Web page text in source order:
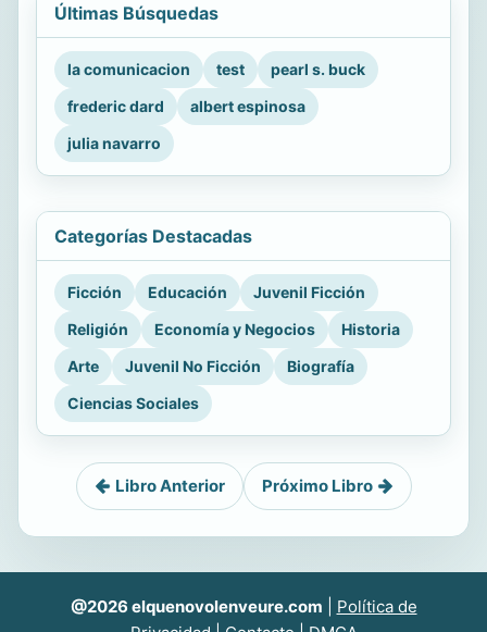
Últimas Búsquedas
la comunicacion test
pearl s. buck
frederic dard
albert espinosa
julia navarro
Categorías Destacadas
Ficción Educación
Juvenil Ficción
Religión
Economía y Negocios
Historia
Arte
Juvenil No Ficción
Biografía
Ciencias Sociales
Libro Anterior Próximo Libro
@2026 elquenovolenveure.com
Política de